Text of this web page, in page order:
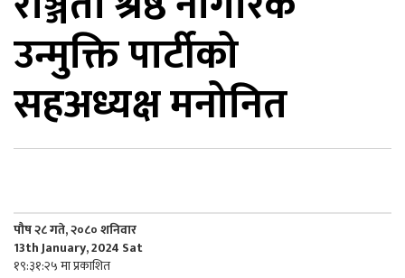
उन्मुक्ति पार्टीको
सहअध्यक्ष मनोनित
पौष २८ गते, २०८० शनिवार
13th January, 2024 Sat
१९:३१:२५ मा प्रकाशित